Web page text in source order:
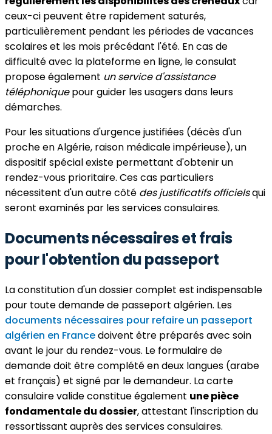
ceux-ci peuvent être rapidement saturés,
particulièrement pendant les périodes de vacances
scolaires et les mois précédant l'été. En cas de
difficulté avec la plateforme en ligne, le consulat
propose également un service d'assistance
téléphoniquepour guider les usagers dans leurs
démarches.
Pour les situations d'urgence justifiées (décès d'un
proche en Algérie, raison médicale impérieuse), un
dispositif spécial existe permettant d'obtenir un
rendez-vous prioritaire. Ces cas particuliers
nécessitent d'un autre côté des justificatifs officielsqui
seront examinés par les services consulaires.
Documents nécessaires et frais
pour l'obtention du passeport
La constitution d'un dossier complet est indispensable
pour toute demande de passeport algérien. Les
documents nécessaires pour refaire un passeport
algérien en Francedoivent être préparés avec soin
avant le jour du rendez-vous. Le formulaire de
demande doit être complété en deux langues (arabe
et français) et signé par le demandeur. La carte
consulaire valide constitue également une pièce
fondamentale du dossier, attestant l'inscription du
ressortissant auprès des services consulaires.